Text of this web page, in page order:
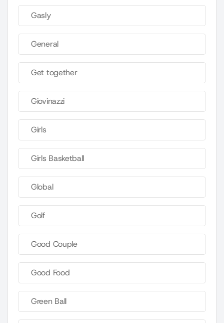
Gasly
General
Get together
Giovinazzi
Girls
Girls Basketball
Global
Golf
Good Couple
Good Food
Green Ball